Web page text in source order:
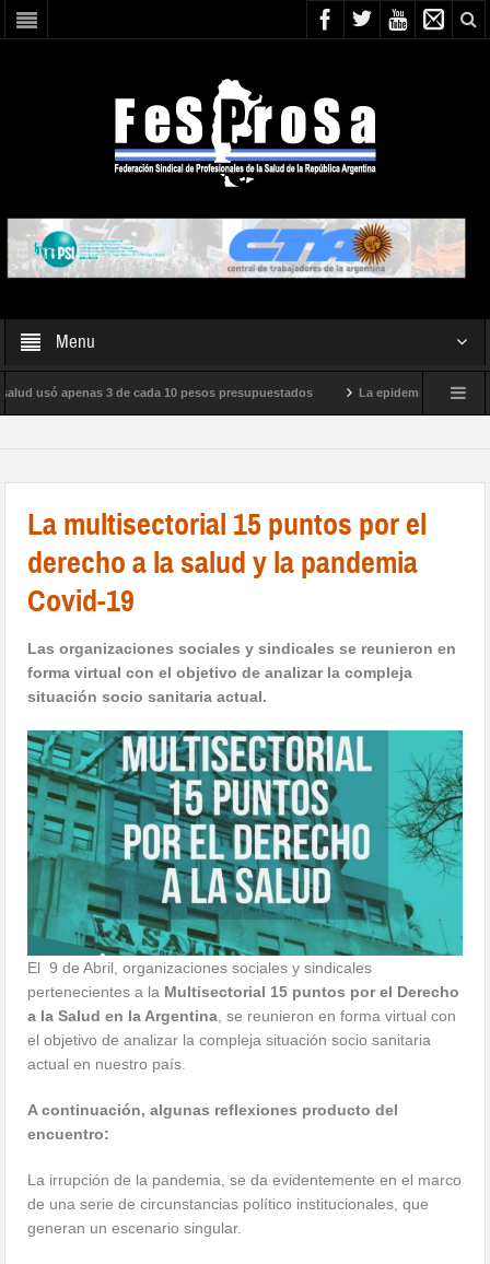
Menu
apenas 3 de cada 10 pesos presupuestados La epidemia de influenza
La multisectorial 15 puntos por el
derecho a la salud y la pandemia
Covid-19
Las organizaciones sociales y sindicales se reunieron en
forma virtual con el objetivo de analizar la compleja
situación socio sanitaria actual.
El 9 de Abril, organizaciones sociales y sindicales
pertenecientes a la Multisectorial 15 puntos por el Derecho
a la Salud en la Argentina, se reunieron en forma virtual con
el objetivo de analizar la compleja situación socio sanitaria
actual en nuestro país.
A continuación, algunas reflexiones producto del
encuentro:
La irrupción de la pandemia, se da evidentemente en el marco
de una serie de circunstancias político institucionales, que
generan un escenario singular.